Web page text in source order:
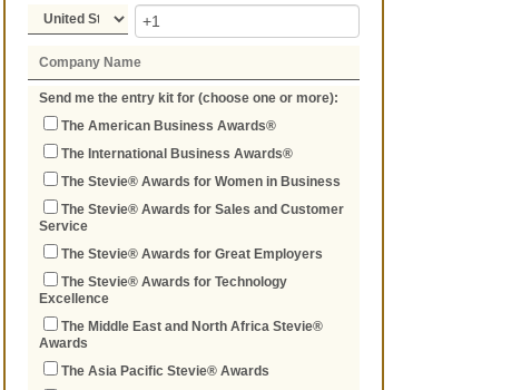
Send me the entry kit for (choose one or more):
The American Business Awards®
The International Business Awards®
The Stevie® Awards for Women in Business
The Stevie® Awards for Sales and Customer
Service
The Stevie® Awards for Great Employers
The Stevie® Awards for Technology
Excellence
The Middle East and North Africa Stevie®
Awards
The Asia Pacific Stevie® Awards